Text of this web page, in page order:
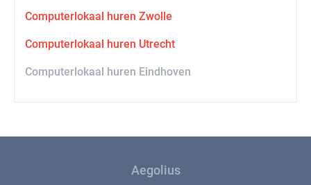
Computerlokaal huren Zwolle
Computerlokaal huren Utrecht
Computerlokaal huren Eindhoven
Aegolius